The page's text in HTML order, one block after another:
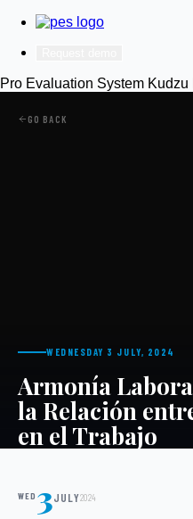
Pro Evaluation System Kudzu
GO BACK
WEDNESDAY 3 JULY, 2024
Armonía
la Relación
en el Trabajo
WED 3JULY2024